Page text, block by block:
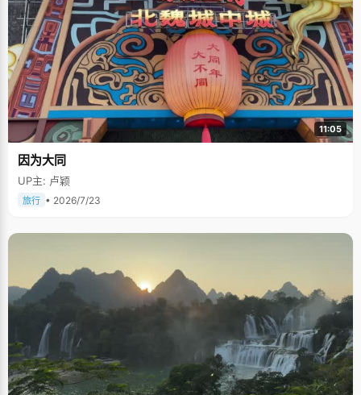
11:05
因为大同
UP主: 卢颖
旅行 • 2026/7/23